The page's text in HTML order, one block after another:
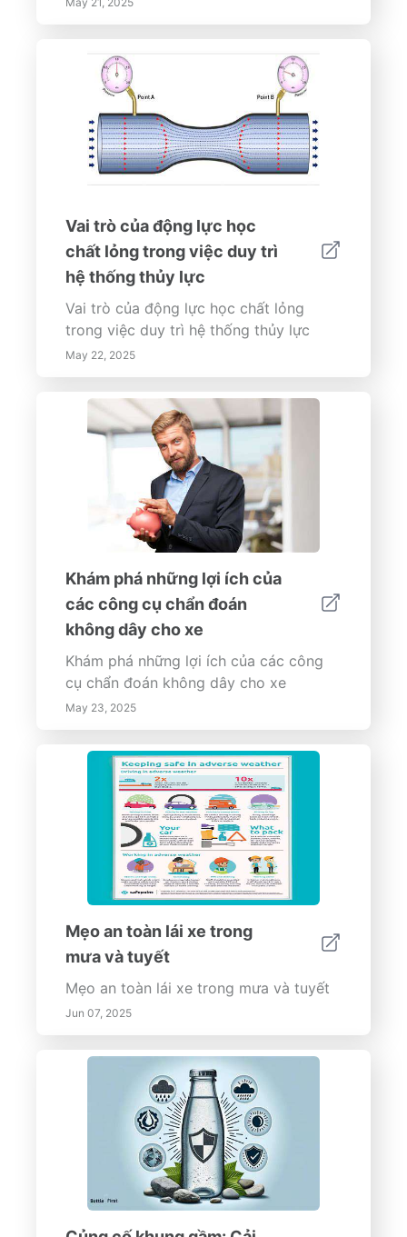
Vai trò của động lực học
chất lỏng trong việc duy trì
hệ thống thủy lực
Vai trò của động lực học chất lỏng
trong việc duy trì hệ thống thủy lực
May 22, 2025
Khám phá những lợi ích của
các công cụ chẩn đoán
không dây cho xe
Khám phá những lợi ích của các công
cụ chẩn đoán không dây cho xe
May 23, 2025
Mẹo an toàn lái xe trong
mưa và tuyết
Mẹo an toàn lái xe trong mưa và tuyết
Jun 07, 2025